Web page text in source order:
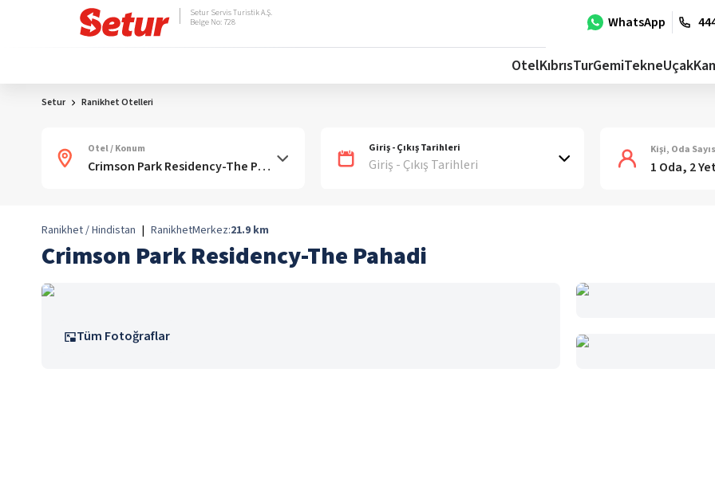
WhatsApp
Setur Servis Turistik A.Ş.
Belge No: 728
OtelKıbrısTurGemiTekneUçak
Setur Ranikhet Otelleri
Otel / Konum Giriş - Çıkış Tarihleri
Giriş - Çıkış Tarihleri
Kişi, Oda
1 Oda, 2
Ranikhet / Hindistan | RanikhetMerkez:21.9 km
Crimson Park Residency-The Pahadi
Tüm Fotoğraflar